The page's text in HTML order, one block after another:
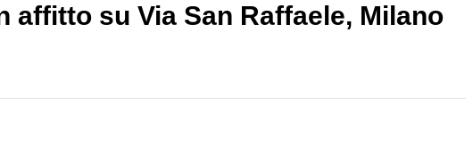
affitto su Via San Raffaele, Milano